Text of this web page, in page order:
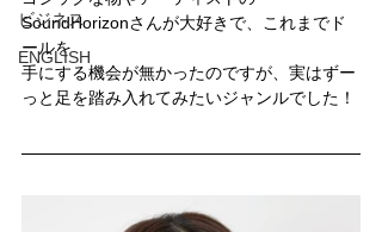
ビジネス
ENGLISH
SoundHorizonさんが大好きで、これまでド
ールを
手にする機会が無かったのですが、実はずー
っと足を踏み入れてみたいジャンルでした！